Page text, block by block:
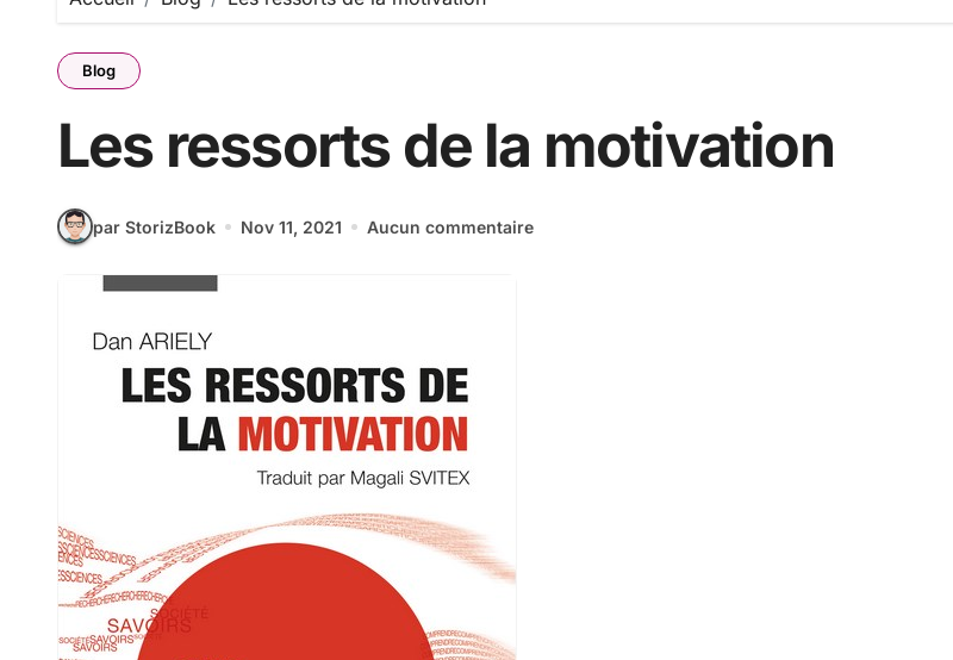
Blog
Les ressorts de la motivation
par StorizBook Nov 11, 2021 Aucun commentaire